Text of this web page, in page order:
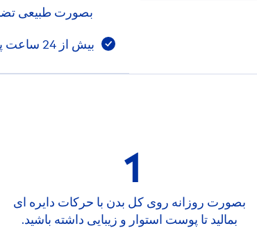
بصورت طبیعی
بیش از 24 ساعت پوستی نرم و منعطف
1
بصورت روزانه روی کل بدن با حرکات دايره ای
بمالید تا پوست استوار و زیبایی داشته باشید.